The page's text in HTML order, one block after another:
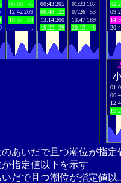
06:09
-5
12:42209
18:37
33
00:43205
06:48
22
13:14200
19:22
39
01:33 187
07:26
53
13:47 189
20:13
48
あいだで且つ潮位が指
指定値以下を示す
だで且つ潮位が指定値以